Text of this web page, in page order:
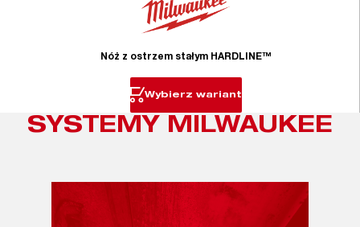
Nóż z ostrzem stałym HARDLINE™
Wybierz wariant
SYSTEMY MILWAUKEE